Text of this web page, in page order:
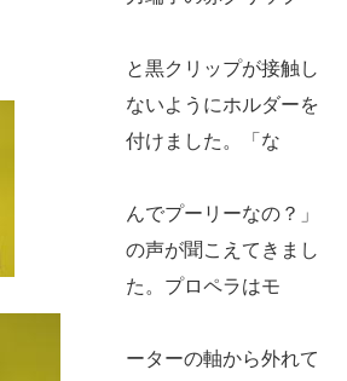
と黒クリップが接触し
ないようにホルダーを
付けました。「な
んでプーリーなの？」
の声が聞こえてきまし
た。プロペラはモ
ーターの軸から外れて